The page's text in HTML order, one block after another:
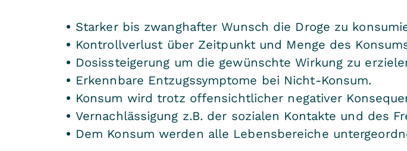
Starker bis zwanghafter Wunsch die Droge zu
Kontrollverlust über Zeitpunkt und Menge des
Dosissteigerung um die gewünschte Wirkung zu
Erkennbare Entzugssymptome bei Nicht-Konsum.
Konsum wird trotz offensichtlicher negativer
Vernachlässigung z.B. der sozialen Kontakte und des
Dem Konsum werden alle Lebensbereiche